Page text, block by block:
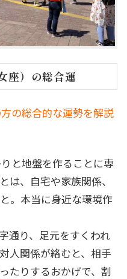
座）の総合運
の総合的な運勢を解説
と地盤を作ることに専
は、自宅や家族関係、
。本当に身近な環境作
通り、足元をすくわれ
人関係が絡むと、相手
たりするおかげで、割